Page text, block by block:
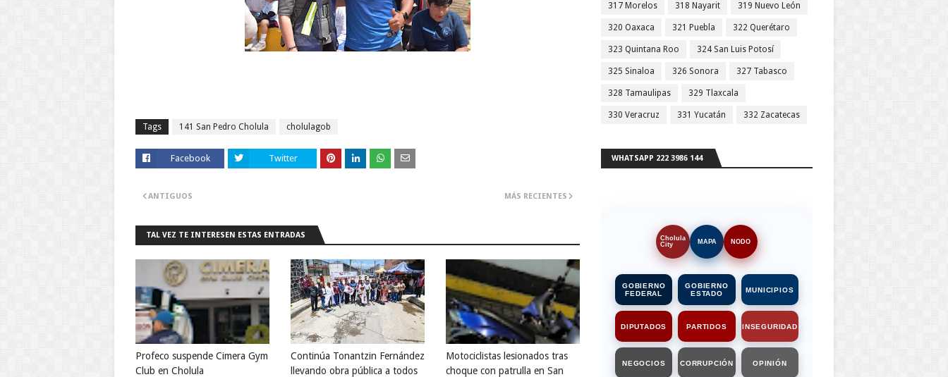
Tags 141 San Pedro Cholula cholulagob
Facebook Twitter
MÁS RECIENTES
ANTIGUOS
TAL VEZ TE INTERESEN ESTAS ENTRADAS
Profeco suspende Cimera Gym
Club en Cholula
Continúa Tonantzin Fernández
llevando obra pública a todos
Motociclistas lesionados tras
choque con patrulla en San
317 Morelos 318 Nayarit 319 Nuevo León
320 Oaxaca 321 Puebla 322 Querétaro
323 Quintana Roo 324 San Luis Potosí
325 Sinaloa 326 Sonora 327 Tabasco
328 Tamaulipas 329 Tlaxcala
330 Veracruz 331 Yucatán 332 Zacatecas
WHATSAPP 222 3986 144
Cholula
City
MAPA NODO
GOBIERNO
FEDERAL
GOBIERNO
ESTADO
MUNICIPIOS
DIPUTADOS PARTIDOS INSEGURIDAD
NEGOCIOS CORRUPCIÓN OPINIÓN